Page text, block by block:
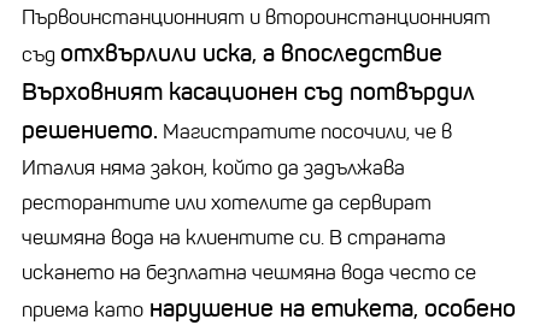
Първоинстанционният и второинстанционният
съд отхвърлили иска, а впоследствие
Върховният касационен съд потвърдил
решението. Магистратите посочили, че в
Италия няма закон, който да задължава
ресторантите или хотелите да сервират
чешмяна вода на клиентите си. В страната
искането на безплатна чешмяна вода често се
приема като нарушение на етикета, особено